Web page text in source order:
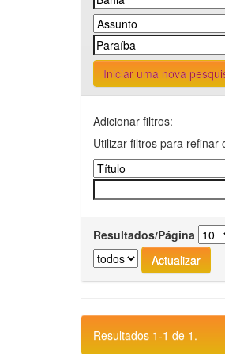
Iniciar uma nova
Adicionar filtros:
Utilizar filtros para refinar
Resultados/Página
Resultados 1-1 de 1.